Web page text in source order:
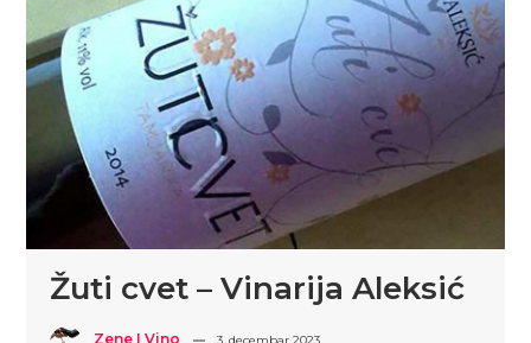
Žuti cvet – Vinarija Aleksić
Zene I Vino